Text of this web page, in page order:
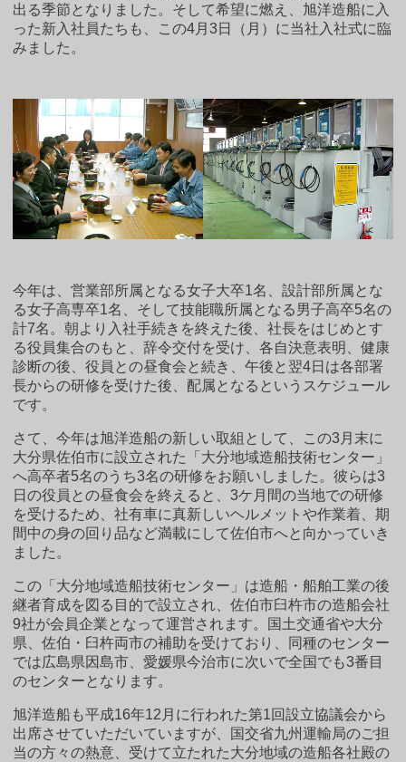
出る季節となりました。そして希望に燃え、旭洋造船に入
った新入社員たちも、この4月3日（月）に当社入社式に臨
みました。
今年は、営業部所属となる女子大卒1名、設計部所属とな
る女子高専卒1名、そして技能職所属となる男子高卒5名の
計7名。朝より入社手続きを終えた後、社長をはじめとす
る役員集合のもと、辞令交付を受け、各自決意表明、健康
診断の後、役員との昼食会と続き、午後と翌4日は各部署
長からの研修を受けた後、配属となるというスケジュール
です。
さて、今年は旭洋造船の新しい取組として、この3月末に
大分県佐伯市に設立された「大分地域造船技術センター」
へ高卒者5名のうち3名の研修をお願いしました。彼らは3
日の役員との昼食会を終えると、3ケ月間の当地での研修
を受けるため、社有車に真新しいヘルメットや作業着、期
間中の身の回り品など満載にして佐伯市へと向かっていき
ました。
この「大分地域造船技術センター」は造船・船舶工業の後
継者育成を図る目的で設立され、佐伯市臼杵市の造船会社
9社が会員企業となって運営されます。国土交通省や大分
県、佐伯・臼杵両市の補助を受けており、同種のセンター
では広島県因島市、愛媛県今治市に次いで全国でも3番目
のセンターとなります。
旭洋造船も平成16年12月に行われた第1回設立協議会から
出席させていただいていますが、国交省九州運輸局のご担
当の方々の熱意、受けて立たれた大分地域の造船各社殿の